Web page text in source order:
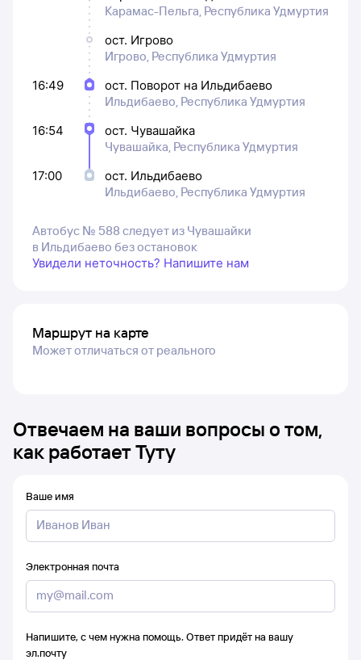
Карамас-Пельга, Республика Удмуртия
ост. Игрово
Игрово, Республика Удмуртия
16:49
ост. Поворот на Ильдибаево
Ильдибаево, Республика Удмуртия
16:54
ост. Чувашайка
Чувашайка, Республика Удмуртия
17:00
ост. Ильдибаево
Ильдибаево, Республика Удмуртия
Автобус № 588 следует из Чувашайки
в Ильдибаево без остановок
Увидели неточность? Напишите нам
Маршрут на карте
Может отличаться от реального
Отвечаем на ваши вопросы о том,
как работает Туту
Ваше имя
Электронная почта
Напишите, с чем нужна помощь. Ответ придёт на вашу
эл.почту